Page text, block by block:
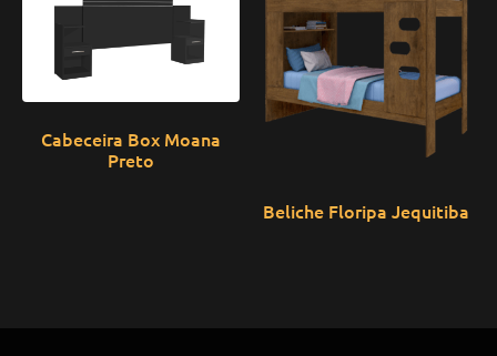
Cabeceira Box Moana
Preto
Beliche Floripa Jequitiba